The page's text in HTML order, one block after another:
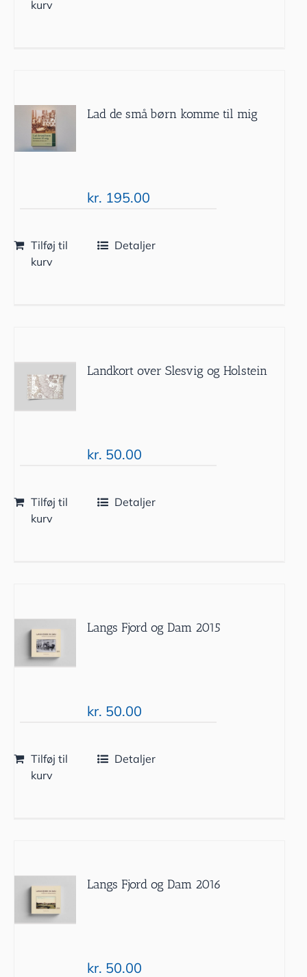
kurv
Lad de små børn komme til mig
kr. 195.00
Tilføj til
kurv
Detaljer
Landkort over Slesvig og Holstein
kr. 50.00
Tilføj til
kurv
Detaljer
Langs Fjord og Dam 2015
kr. 50.00
Tilføj til
kurv
Detaljer
Langs Fjord og Dam 2016
kr. 50.00